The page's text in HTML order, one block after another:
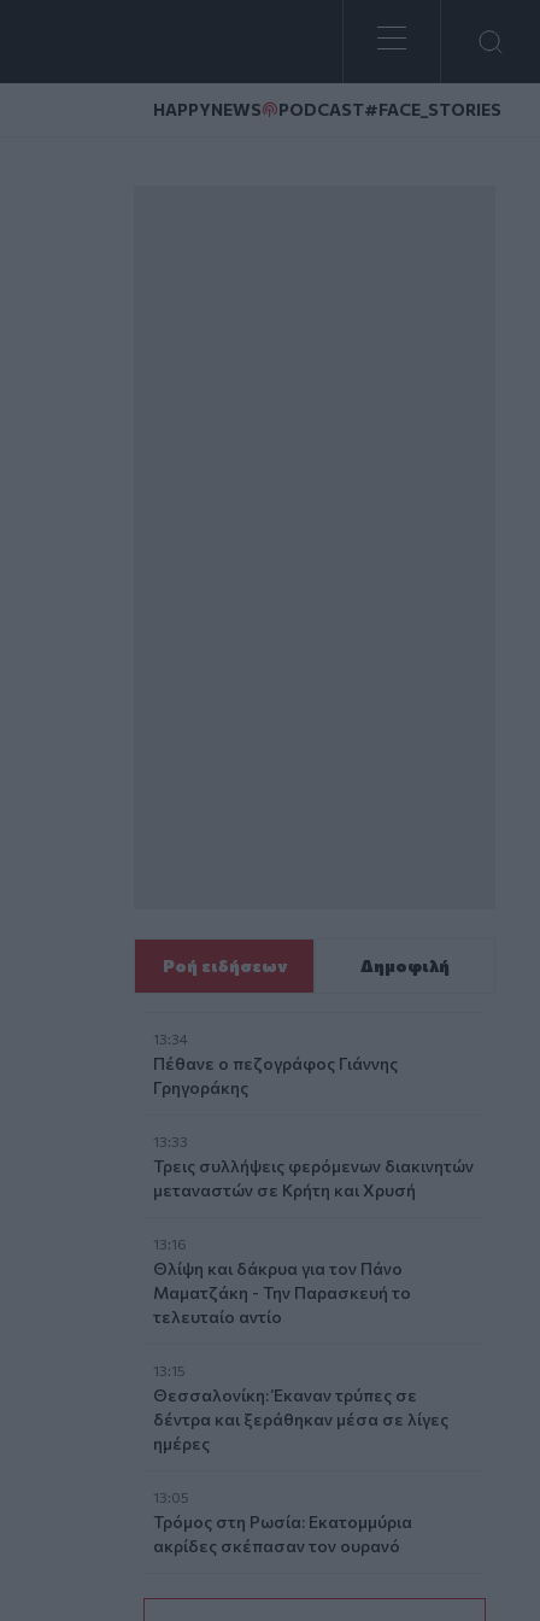
HAPPYNEWS PODCAST#FACE_STORIES
Ροή ειδήσεων Δημοφιλή
13:34
Πέθανε ο πεζογράφος Γιάννης
Γρηγοράκης
13:33
Τρεις συλλήψεις φερόμενων διακινητών
μεταναστών σε Κρήτη και Χρυσή
13:16
Θλίψη και δάκρυα για τον Πάνο
Μαματζάκη - Την Παρασκευή το
τελευταίο αντίο
13:15
Θεσσαλονίκη: Έκαναν τρύπες σε
δέντρα και ξεράθηκαν μέσα σε λίγες
ημέρες
13:05
Τρόμος στη Ρωσία: Εκατομμύρια
ακρίδες σκέπασαν τον ουρανό
13:00